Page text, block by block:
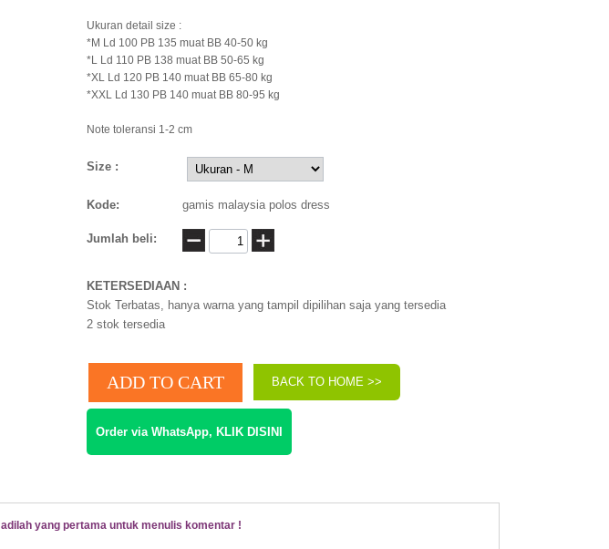
Ukuran detail size :
*M Ld 100 PB 135 muat BB 40-50 kg
*L Ld 110 PB 138 muat BB 50-65 kg
*XL Ld 120 PB 140 muat BB 65-80 kg
*XXL Ld 130 PB 140 muat BB 80-95 kg
Note toleransi 1-2 cm
Size :
Kode: gamis malaysia polos dress
Jumlah beli:
KETERSEDIAAN :
Stok Terbatas, hanya warna yang tampil dipilihan saja yang tersedia
2 stok tersedia
BACK TO HOME >>
Order via WhatsApp, KLIK DISINI
yang pertama untuk menulis komentar !